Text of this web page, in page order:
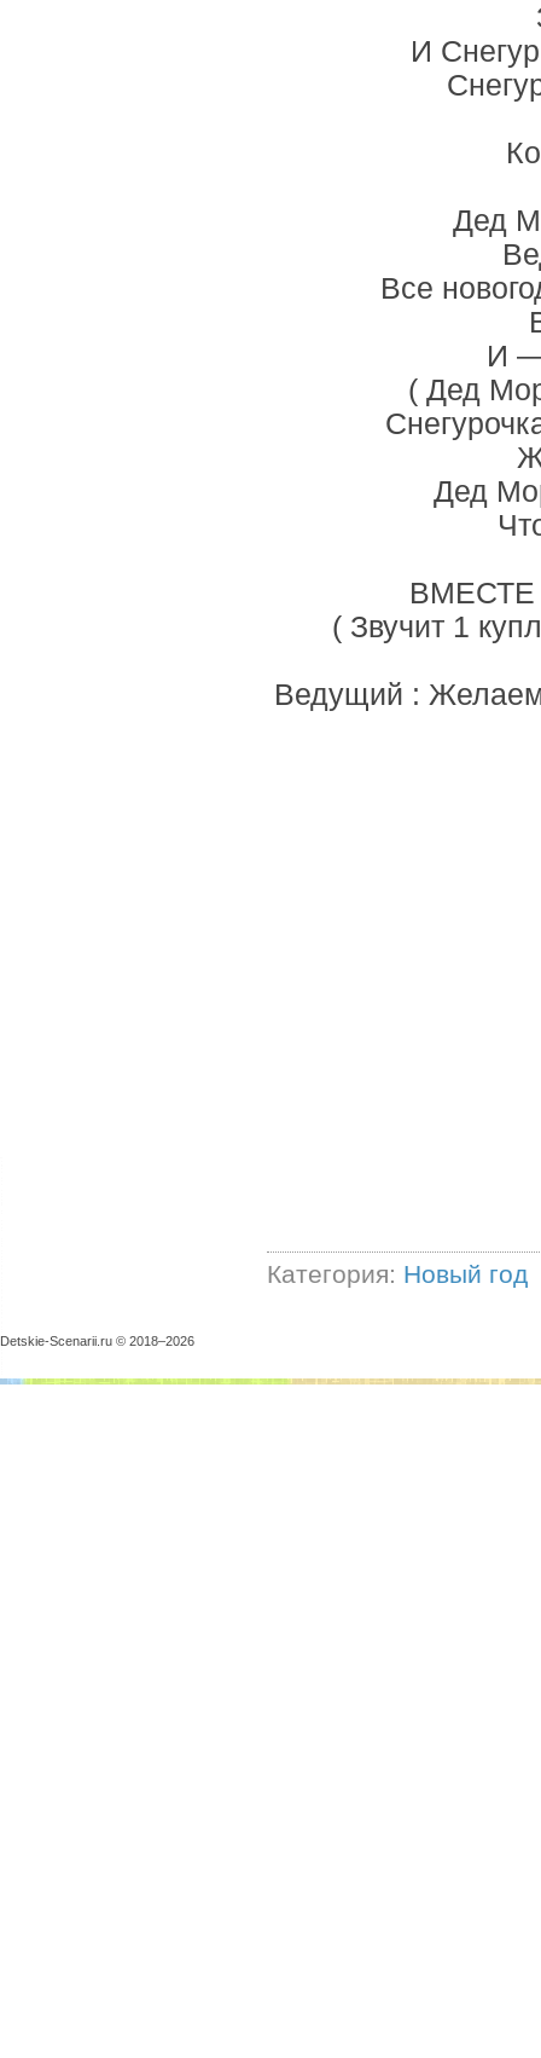
И
Дед
Все
И —
( Дед
Дед
ВМЕСТЕ :
( Звучит 1
Ведущий : Желаем
Категория: Новый год
Detskie-Scenarii.ru © 2018–2026